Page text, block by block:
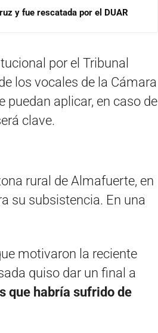
y fue rescatada por el DUAR
por el Tribunal
los vocales de la Cámara
puedan aplicar, en caso de
clave.
rural de Almafuerte, en
su subsistencia. En una
motivaron la reciente
quiso dar un final a
que habría sufrido de